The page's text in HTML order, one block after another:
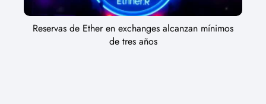
Reservas de Ether en exchanges alcanzan mínimos
de tres años